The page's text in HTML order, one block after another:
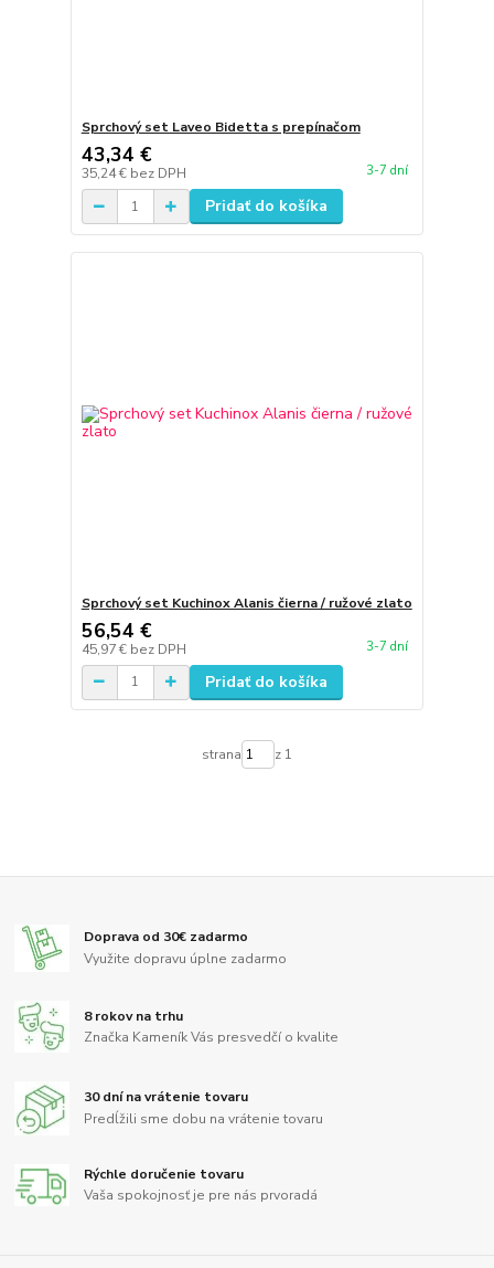
Sprchový set Laveo Bidetta s prepínačom
43,34 €
35,24 € bez DPH 3-7 dní
Pridať do košíka
Sprchový set Kuchinox Alanis čierna / ružové zlato
56,54 €
45,97 € bez DPH 3-7 dní
Pridať do košíka
strana z 1
Doprava od 30€ zadarmo
Využite dopravu úplne zadarmo
8 rokov na trhu
Značka Kameník Vás presvedčí o kvalite
30 dní na vrátenie tovaru
Predĺžili sme dobu na vrátenie tovaru
Rýchle doručenie tovaru
Vaša spokojnosť je pre nás prvoradá